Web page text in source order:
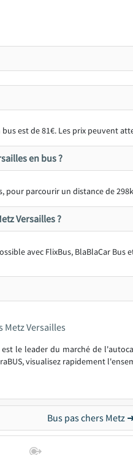
est de 81€. Les prix peuvent
en bus ?
pour parcourir un distance de
Versailles ?
avec FlixBus, BlaBlaCar Bus
Metz Versailles
est le leader du marché de
visualisez rapidement
Bus pas chers Metz